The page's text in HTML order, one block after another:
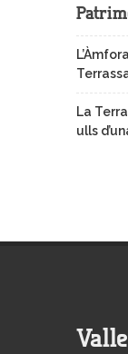
La
ulls